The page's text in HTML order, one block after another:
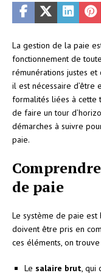
La gestion de la paie
fonctionnement de
rémunérations justes
il est nécessaire d’être
formalités liées à cette
de faire un tour
démarches à suivre
paie.
de paie
Le système de paie est
doivent être pris en
ces éléments, on
Le salaire brut, qui